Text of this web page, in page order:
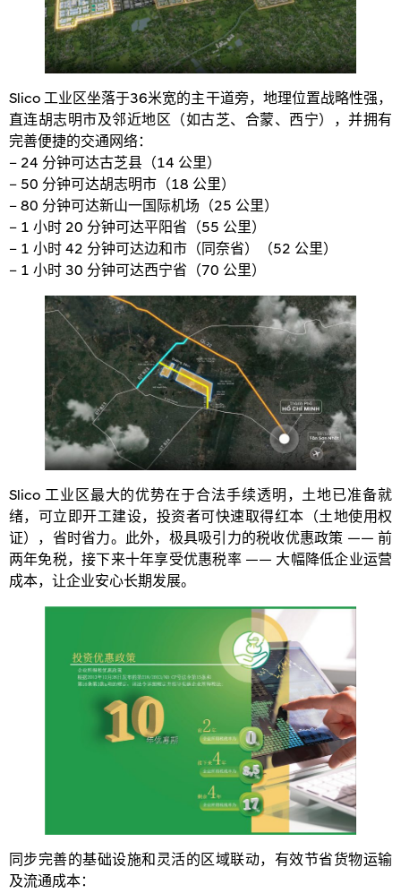
Slico 工业区坐落于36米宽的主干道旁，地理位置战略性强，
直连胡志明市及邻近地区（如古芝、合蒙、西宁），并拥有
完善便捷的交通网络：
– 24 分钟可达古芝县（14 公里）
– 50 分钟可达胡志明市（18 公里）
– 80 分钟可达新山一国际机场（25 公里）
– 1 小时 20 分钟可达平阳省（55 公里）
– 1 小时 42 分钟可达边和市（同奈省）（52 公里）
– 1 小时 30 分钟可达西宁省（70 公里）
Slico 工业区最大的优势在于合法手续透明，土地已准备就
绪，可立即开工建设，投资者可快速取得红本（土地使用权
证），省时省力。此外，极具吸引力的税收优惠政策 —— 前
两年免税，接下来十年享受优惠税率 —— 大幅降低企业运营
成本，让企业安心长期发展。
同步完善的基础设施和灵活的区域联动，有效节省货物运输
及流通成本：